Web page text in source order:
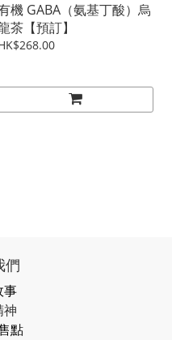
機 GABA（氨基丁酸）烏
茶【預訂】
們
事
神
點